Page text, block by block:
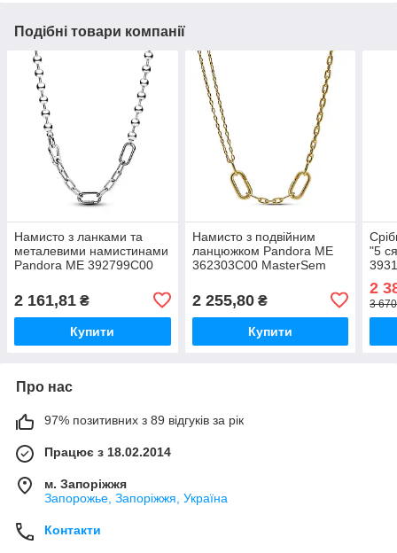
Подібні товари компанії
Намисто з ланками та
металевими намистинами
Pandora ME 392799C00
2 161,81 ₴
Купити
Намисто з подвійним
ланцюжком Pandora ME
362303C00 MasterSem
2 255,80₴
Купити
"5
2
3
Про нас
97% позитивних з 89 відгуків за рік
Працює з 18.02.2014
м. Запоріжжя
Запорожье, Запоріжжя, Україна
Контакти